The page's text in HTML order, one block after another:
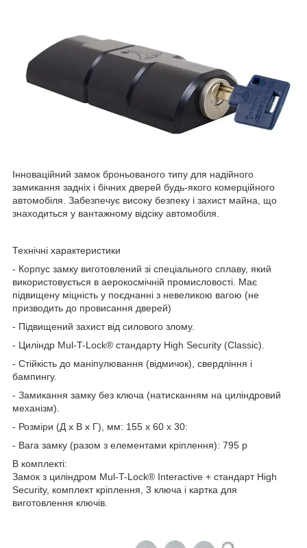
Інноваційний замок броньованого типу для надійного
замикання задніх і бічних дверей будь-якого комерційного
автомобіля. Забезпечує високу безпеку і захист майна, що
знаходиться у вантажному відсіку автомобіля.
Технічні характеристики
- Корпус замку виготовлений зі спеціального сплаву, який
використовується в аерокосмічній промисловості. Має
підвищену міцність у поєднанні з невеликою вагою (не
призводить до провисання дверей)
- Підвищений захист від силового злому.
- Циліндр Mul-T-Lock® стандарту High Security (Classic).
- Стійкість до маніпулювання (відмичок), свердління і
бампингу.
- Замикання замку без ключа (натисканням на циліндровий
механізм).
- Розміри (Д х В х Г), мм: 155 х 60 х 30:
- Вага замку (разом з елементами кріплення): 795 р
В комплекті:
Замок з циліндром Mul-T-Lock® Interactive + стандарт High
Security, комплект кріплення, 3 ключа і картка для
виготовлення ключів.